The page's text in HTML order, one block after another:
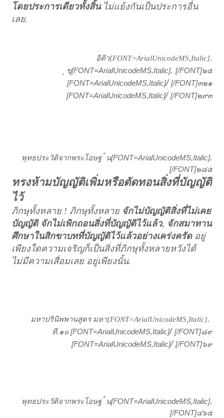
โดยประการเดียวทั้งสิ้น ไม่แย้งกันเป็นประการอื่น
เลย.
อิติว[FONT=ArialUnicodeMS,Italic].
ุ ขุ[FONT=ArialUnicodeMS,Italic]. [/FONT]๒๕
[FONT=ArialUnicodeMS,Italic]/[/FONT]๓๒๑
[FONT=ArialUnicodeMS,Italic]/[/FONT]๒๙๓
พุทธประวัติจากพระโอษฐ ์ น[FONT=ArialUnicodeMS,Italic].
[/FONT]๒๘๕
ทรงห้ามบัญญัติเพิ่มหรือตัดทอนสิ่งที่บัญญัติ
ไว้
ภิกษุทั้งหลาย ! ภิกษุทั้งหลาย จักไม่บัญญัติสิ่งที่ไม่เคย
บัญญัติ จักไม่เพิกถอนสิ่งที่บัญญัติไว้แล้ว, จักสมาทาน
ศึกษาในสิกขาบทที่บัญญัติไว้แล้วอย่างเคร่งครัด อยู่
เพียงใดความเจริญก็เป็นสิ่งที่ภิกษุทั้งหลายหวังได้
ไม่มีความเสื่อมเลย อยู่เพียงนั้น.
มหาปรินิพพานสูตร มหา[FONT=ArialUnicodeMS,Italic].
ที.๑๐ [FONT=ArialUnicodeMS,Italic]/[/FONT]๘๙
[FONT=ArialUnicodeMS,Italic]/[/FONT]๖๙
พุทธประวัติจากพระโอษฐ ์ น[FONT=ArialUnicodeMS,Italic].
[/FONT]๔๖๕